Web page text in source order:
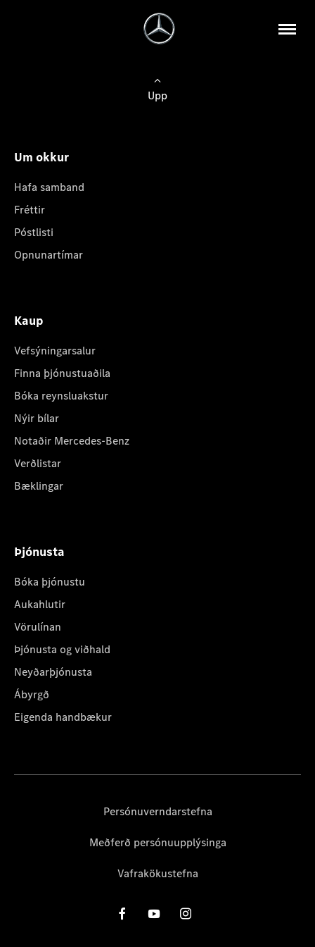
Upp
Um okkur
Hafa samband
Fréttir
Póstlisti
Opnunartímar
Kaup
Vefsýningarsalur
Finna þjónustuaðila
Bóka reynsluakstur
Nýir bílar
Notaðir Mercedes-Benz
Verðlistar
Bæklingar
Þjónusta
Bóka þjónustu
Aukahlutir
Vörulínan
Þjónusta og viðhald
Neyðarþjónusta
Ábyrgð
Eigenda handbækur
Persónuverndarstefna
Meðferð persónuupplýsinga
Vafrakökustefna